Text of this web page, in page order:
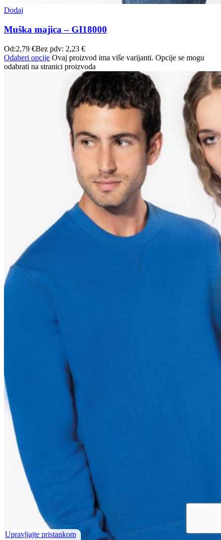
Dodaj
Muška majica – GI18000
Od:2,79 €Bez pdv: 2,23 €
Odaberi opcije Ovaj proizvod ima više varijanti. Opcije se mogu
odabrati na stranici proizvoda
Upravljajte pristankom